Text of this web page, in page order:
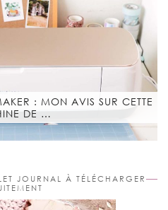
: MON AVIS SUR CETTE
DE …
JOURNAL À TÉLÉCHARGER